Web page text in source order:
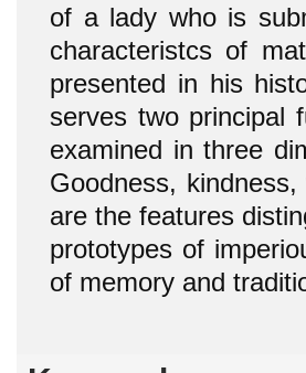
of a lady who is
characteristcs of
presented in his
serves two principal
examined in three
Goodness,
are the features
prototypes of
of memory and